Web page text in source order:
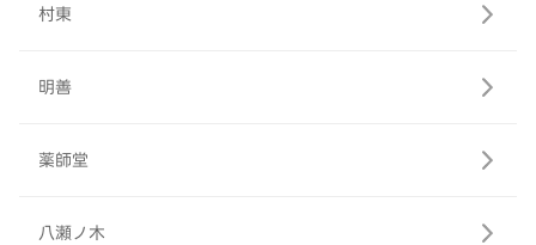
村東
明善
薬師堂
八瀬ノ木